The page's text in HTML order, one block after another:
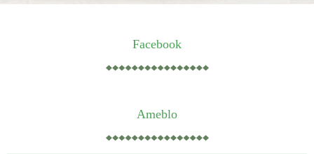
明けましておめでとうございます🎍
Facebook
Ameblo